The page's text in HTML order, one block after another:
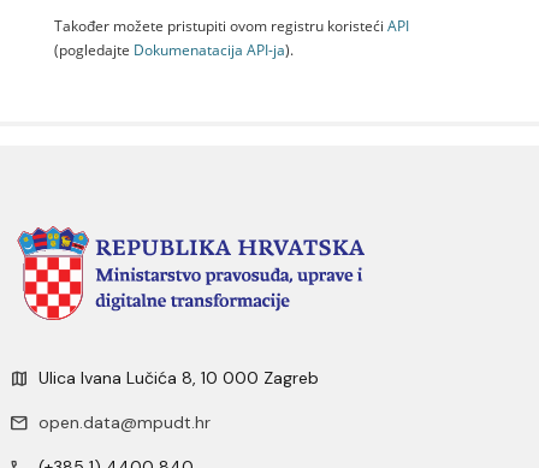
Također možete pristupiti ovom registru koristeći API
(pogledajte Dokumenаtаcijа API-jа).